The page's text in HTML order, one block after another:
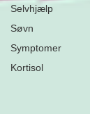
Selvhjælp
Søvn
Symptomer
Kortisol